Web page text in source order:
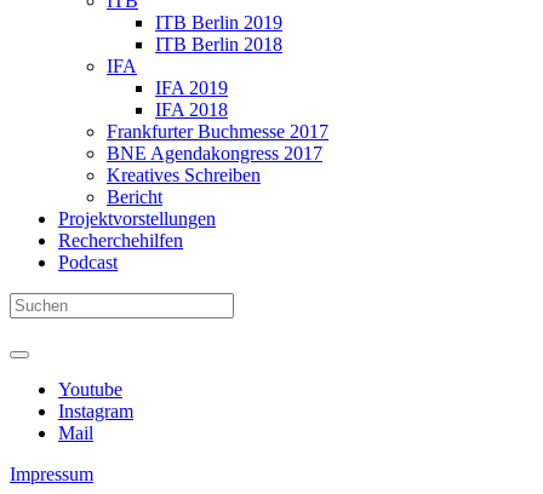
ITB Berlin 2019
ITB Berlin 2018
IFA
IFA 2019
IFA 2018
Frankfurter Buchmesse 2017
BNE Agendakongress 2017
Kreatives Schreiben
Bericht
Projektvorstellungen
Recherchehilfen
Podcast
Youtube
Instagram
Mail
Impressum